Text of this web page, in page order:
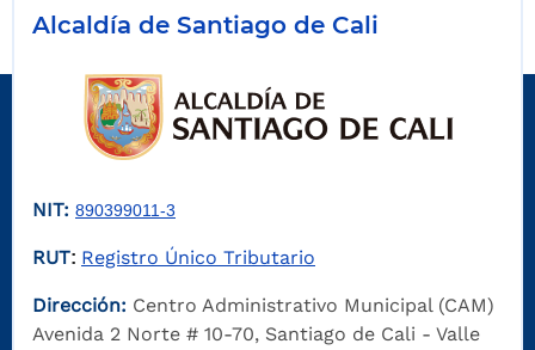
Alcaldía de Santiago de Cali
NIT: 890399011-3
RUT: Registro Único Tributario
Dirección: Centro Administrativo Municipal (CAM)
Avenida 2 Norte # 10-70, Santiago de Cali - Valle